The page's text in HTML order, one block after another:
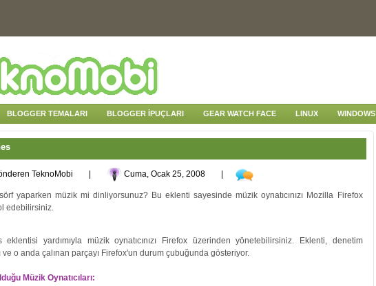
BLOGGER TEMALARI BLOGGER İPUÇLARI GEAR WATCH FACE LINUX WINDOWS
TeknoMobi Cuma, Ocak 25, 2008
yaparken müzik mi dinliyorsunuz? Bu eklenti sayesinde müzik oynatıcınızı Mozilla Firefox
edebilirsiniz.
eklentisi yardımıyla müzik oynatıcınızı Firefox üzerinden yönetebilirsiniz. Eklenti, denetim
ve o anda çalınan parçayı Firefox'un durum çubuğunda gösteriyor.
Müzik Oynatıcıları: